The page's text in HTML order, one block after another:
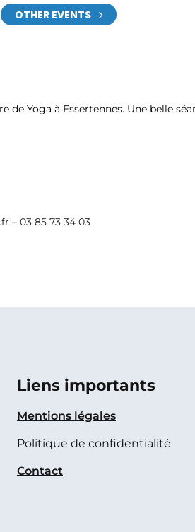
OTHER EVENTS
Yoga à Essertennes. Une belle
– 03 85 73 34 03
Liens importants
Mentions légales
Politique de confidentialité
Contact